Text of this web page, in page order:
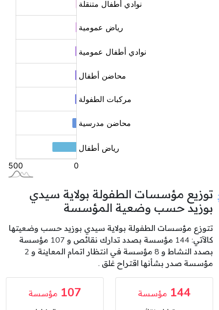
توزيع مؤسسات الطفولة بولاية سيدي
بوزيد حسب وضعية المؤسسة
تتوزع مؤسسات الطفولة بولاية سيدي بوزيد حسب وضعيتها
كالآتي: 144 مؤسسة بصدد تدارك نقائص و 107 مؤسسة
بصدد النشاط و 8 مؤسسة في انتظار اتمام المعاينة و 2
مؤسسة صدر بشأنها اقتراح غلق .
144 مؤسسة 107 مؤسسة